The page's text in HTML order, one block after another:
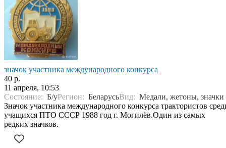
значок участника международного конкурса
40 р.
11 апреля, 10:53
Состояние: Б/уРегион: БеларусьВид: Медали, жетоны, значки
Значок участника международного конкурса трактористов
учащихся ПТО СССР 1988 год г. Могилёв.Один из самых
редких значков.